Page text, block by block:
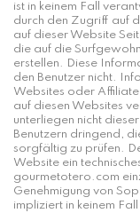
ist in keinem Fall
durch den Zugriff auf
auf dieser Website
die auf die
erstellen. Diese
den Benutzer nicht.
Websites oder
auf diesen Websites
unterliegen nicht
Benutzern dringend,
sorgfältig zu prüfen.
Website ein
gourmetotero.com
Genehmigung von
impliziert in keinem